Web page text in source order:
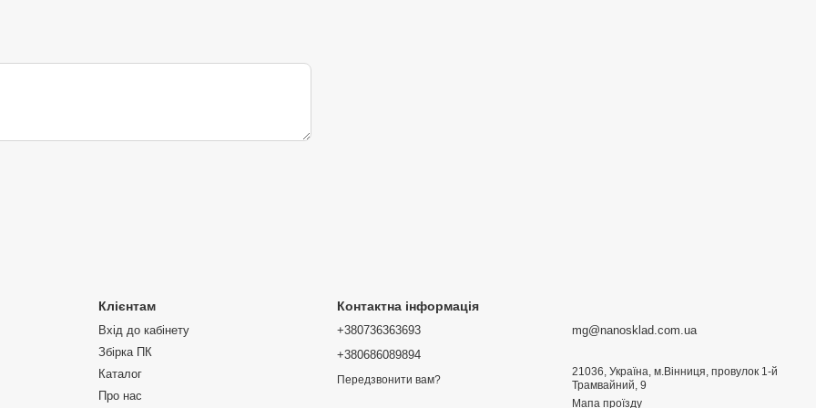
гумовому чохлу.
Клієнтам
Вхід до кабінету
Збірка ПК
Каталог
Про нас
Контактна інформація
+380736363693
+380686089894
Передзвонити вам?
mg@nanosklad.com.ua
21036, Україна, м.Вінниця, провулок 1-й
Трамвайний, 9
Мапа проїзду